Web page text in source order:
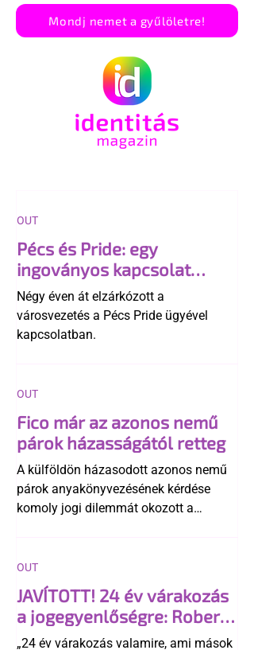
Mondj nemet a gyűlöletre!
Pécs és Pride: egy
ingoványos kapcsolat
története
Négy éven át elzárkózott a
városvezetés a Pécs Pride ügyével
kapcsolatban.
OUT
Fico már az azonos nemű
párok házasságától retteg
A külföldön házasodott azonos nemű
párok anyakönyvezésének kérdése
komoly jogi dilemmát okozott a
egyértelműen tiltja a házasságuk
elismerését. Közben az ellenzéken belül
is vita robbant ki arról, hogy vissza
kellene-e vonni a kormány konzervatív
alkotmánymódosítását
OUT
JAVÍTOTT! 24 év várakozás
a jogegyenlőségre: Robert
Biedroń megindító üzenete
„24 év várakozás valamire, ami mások
OUT